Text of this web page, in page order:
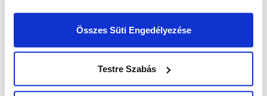
Összes Süti Engedélyezése
Testre Szabás